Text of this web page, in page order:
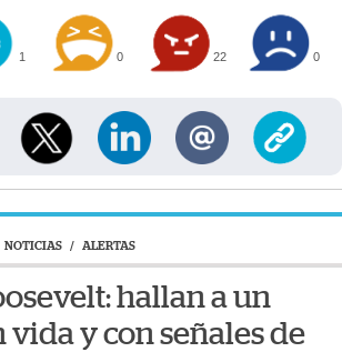
1 0 22 0
NOTICIAS / ALERTAS
hallan a un
vida y con señales de